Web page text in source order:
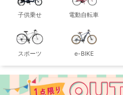
子供乗せ 電動自転車
スポーツ e-BIKE